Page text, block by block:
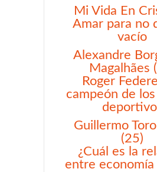
Mi Vida En
Amar para no
vacío
Alexandre
Magalhães
Roger
campeón de
Guillermo
(25)
¿Cuál es la
entre economía